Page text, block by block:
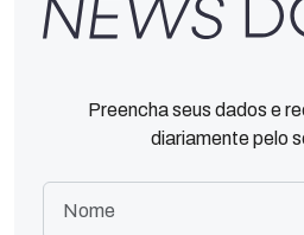
Preencha seus dados e
diariamente pelo